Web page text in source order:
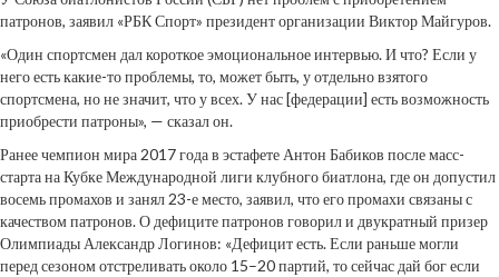
патронов, заявил «РБК Спорт» президент организации Виктор Майгуров.
«Один спортсмен дал короткое эмоциональное интервью. И что? Если у
него есть какие-то проблемы, то, может быть, у отдельно взятого
спортсмена, но не значит, что у всех. У нас [федерации] есть возможность
приобрести патроны», — сказал он.
Ранее чемпион мира 2017 года в эстафете Антон Бабиков после масс-
старта на Кубке Международной лиги клубного биатлона, где он допустил
восемь промахов и занял 23-е место, заявил, что его промахи связаны с
качеством патронов. О дефиците патронов говорил и двукратный призер
Олимпиады Александр Логинов: «Дефицит есть. Если раньше могли
перед сезоном отстреливать около 15–20 партий, то сейчас дай бог если